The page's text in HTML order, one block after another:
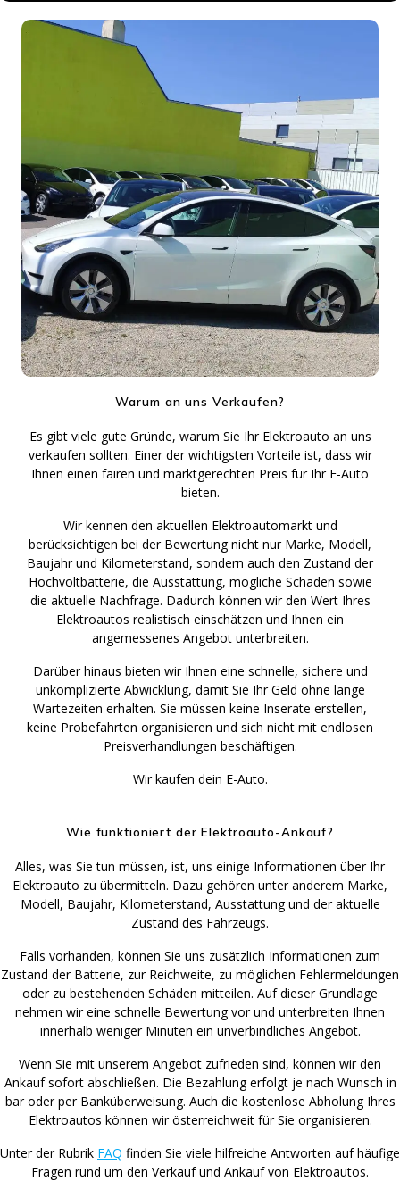
Warum an uns Verkaufen?
Es gibt viele gute Gründe, warum Sie Ihr Elektroauto an uns
verkaufen sollten. Einer der wichtigsten Vorteile ist, dass wir
Ihnen einen fairen und marktgerechten Preis für Ihr E-Auto
bieten.
Wir kennen den aktuellen Elektroautomarkt und
berücksichtigen bei der Bewertung nicht nur Marke, Modell,
Baujahr und Kilometerstand, sondern auch den Zustand der
Hochvoltbatterie, die Ausstattung, mögliche Schäden sowie
die aktuelle Nachfrage. Dadurch können wir den Wert Ihres
Elektroautos realistisch einschätzen und Ihnen ein
angemessenes Angebot unterbreiten.
Darüber hinaus bieten wir Ihnen eine schnelle, sichere und
unkomplizierte Abwicklung, damit Sie Ihr Geld ohne lange
Wartezeiten erhalten. Sie müssen keine Inserate erstellen,
keine Probefahrten organisieren und sich nicht mit endlosen
Preisverhandlungen beschäftigen.
Wir kaufen dein E-Auto.
Wie funktioniert der Elektroauto-Ankauf?
Alles, was Sie tun müssen, ist, uns einige Informationen über Ihr
Elektroauto zu übermitteln. Dazu gehören unter anderem Marke,
Modell, Baujahr, Kilometerstand, Ausstattung und der aktuelle
Zustand des Fahrzeugs.
Falls vorhanden, können Sie uns zusätzlich Informationen zum
Zustand der Batterie, zur Reichweite, zu möglichen Fehlermeldungen
oder zu bestehenden Schäden mitteilen. Auf dieser Grundlage
nehmen wir eine schnelle Bewertung vor und unterbreiten Ihnen
innerhalb weniger Minuten ein unverbindliches Angebot.
Wenn Sie mit unserem Angebot zufrieden sind, können wir den
Ankauf sofort abschließen. Die Bezahlung erfolgt je nach Wunsch in
bar oder per Banküberweisung. Auch die kostenlose Abholung Ihres
Elektroautos können wir österreichweit für Sie organisieren.
Unter der Rubrik FAQ finden Sie viele hilfreiche Antworten auf häufige
Fragen rund um den Verkauf und Ankauf von Elektroautos.